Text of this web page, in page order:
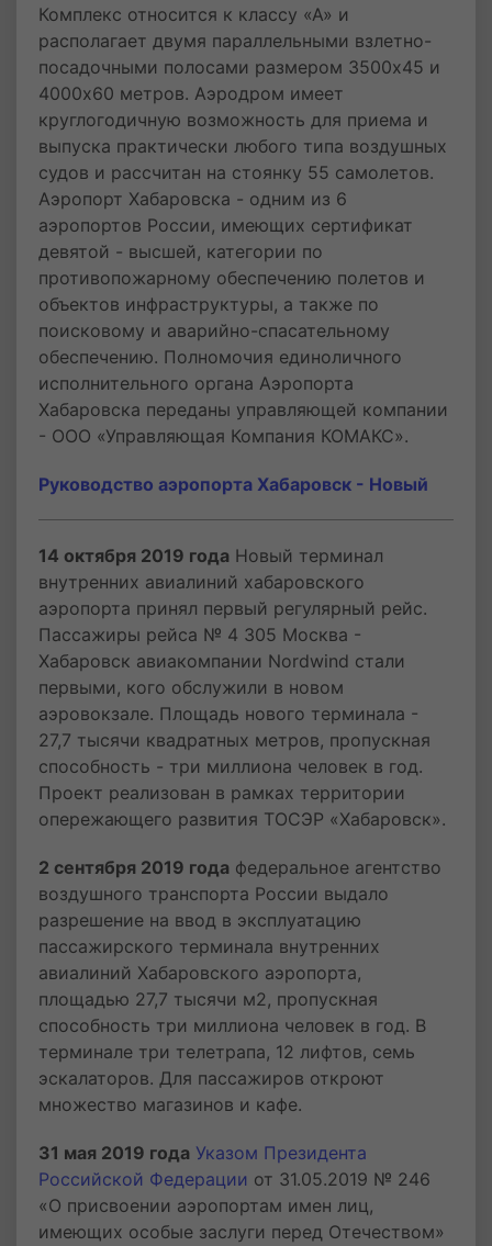
Комплекс относится к классу «А» и
располагает двумя параллельными взлетно-
посадочными полосами размером 3500х45 и
4000х60 метров. Аэродром имеет
круглогодичную возможность для приема и
выпуска практически любого типа воздушных
судов и рассчитан на стоянку 55 самолетов.
Аэропорт Хабаровска - одним из 6
аэропортов России, имеющих сертификат
девятой - высшей, категории по
противопожарному обеспечению полетов и
объектов инфраструктуры, а также по
поисковому и аварийно-спасательному
обеспечению. Полномочия единоличного
исполнительного органа Аэропорта
Хабаровска переданы управляющей компании
- ООО «Управляющая Компания КОМАКС».
Руководство аэропорта Хабаровск - Новый
14 октября 2019 года Новый терминал
внутренних авиалиний хабаровского
аэропорта принял первый регулярный рейс.
Пассажиры рейса № 4 305 Москва -
Хабаровск авиакомпании Nordwind стали
первыми, кого обслужили в новом
аэровокзале. Площадь нового терминала -
27,7 тысячи квадратных метров, пропускная
способность - три миллиона человек в год.
Проект реализован в рамках территории
опережающего развития ТОСЭР «Хабаровск».
2 сентября 2019 года федеральное агентство
воздушного транспорта России выдало
разрешение на ввод в эксплуатацию
пассажирского терминала внутренних
авиалиний Хабаровского аэропорта,
площадью 27,7 тысячи м2, пропускная
способность три миллиона человек в год. В
терминале три телетрапа, 12 лифтов, семь
эскалаторов. Для пассажиров откроют
множество магазинов и кафе.
31 мая 2019 года Указом Президента
Российской Федерации от 31.05.2019 № 246
«О присвоении аэропортам имен лиц,
имеющих особые заслуги перед Отечеством»